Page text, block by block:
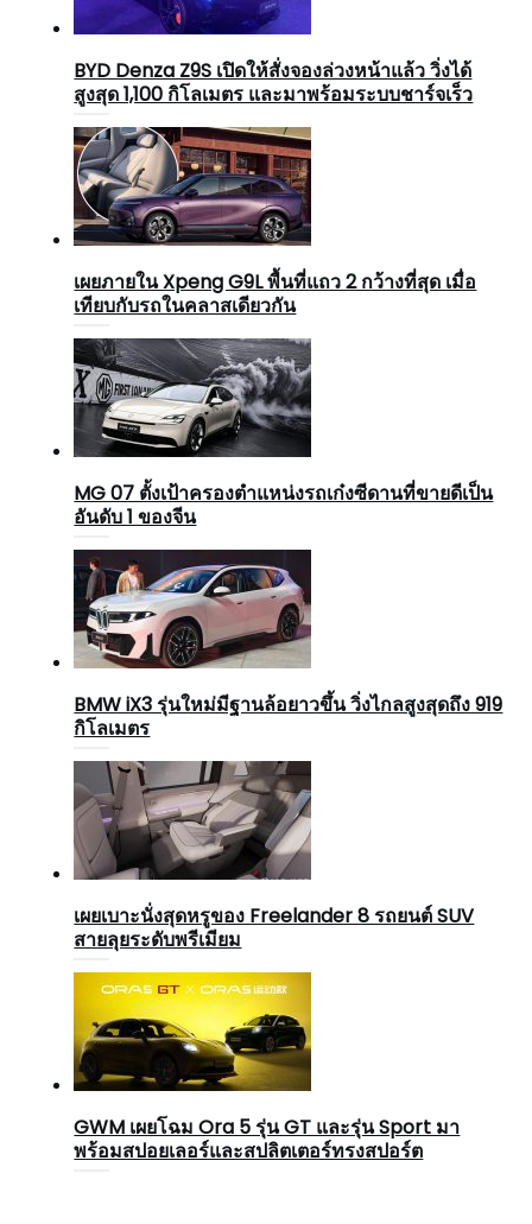
BYD Denza Z9S เปิดให้สั่งจองล่วงหน้าแล้ว วิ่งได้
สูงสุด 1,100 กิโลเมตร และมาพร้อมระบบชาร์จเร็ว
เผยภายใน Xpeng G9L พื้นที่แถว 2 กว้างที่สุด เมื่อ
เทียบกับรถในคลาสเดียวกัน
MG 07 ตั้งเป้าครองตำแหน่งรถเก๋งซีดานที่ขายดีเป็น
อันดับ 1 ของจีน
BMW iX3 รุ่นใหม่มีฐานล้อยาวขึ้น วิ่งไกลสูงสุดถึง 919
กิโลเมตร
เผยเบาะนั่งสุดหรูของ Freelander 8 รถยนต์ SUV
สายลุยระดับพรีเมียม
GWM เผยโฉม Ora 5 รุ่น GT และรุ่น Sport มา
พร้อมสปอยเลอร์และสปลิตเตอร์ทรงสปอร์ต